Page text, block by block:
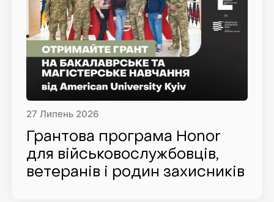
27Липень 2026
Грантова програма Honor
для військовослужбовців,
ветеранів і родин захисників